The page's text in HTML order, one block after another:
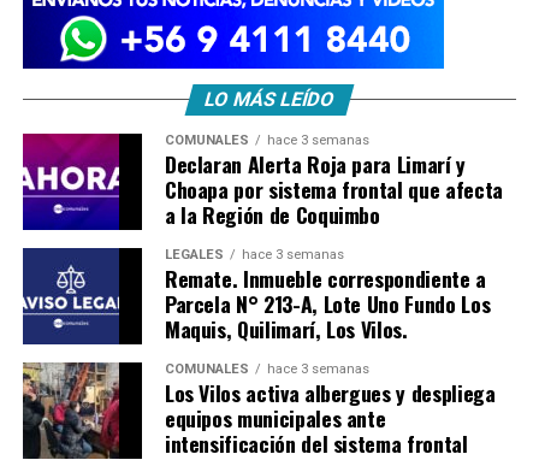
LO MÁS LEÍDO
COMUNALES hace 3 semanas
Declaran Alerta Roja para Limarí y
Choapa por sistema frontal que afecta
a la Región de Coquimbo
LEGALES hace 3 semanas
Remate. Inmueble correspondiente a
Parcela N° 213-A, Lote Uno Fundo Los
Maquis, Quilimarí, Los Vilos.
COMUNALES hace 3 semanas
Los Vilos activa albergues y despliega
equipos municipales ante
intensificación del sistema frontal